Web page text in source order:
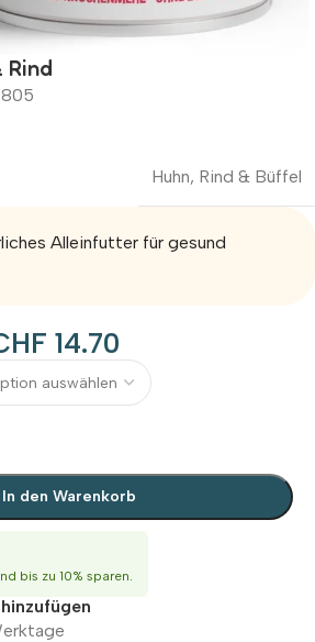
klicken
Rind
Huhn, Rind & Büffel
Alleinfutter für gesund
14.70
In den Warenkorb
bis zu 10% sparen.